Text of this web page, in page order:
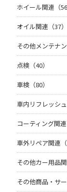
ホイール関連（56
オイル関連（37）
その他メンテナン
点検（40）
車検（80）
車内リフレッシュ
コーティング関連
車外リペア関連（
その他カー用品関
その他商品・サー